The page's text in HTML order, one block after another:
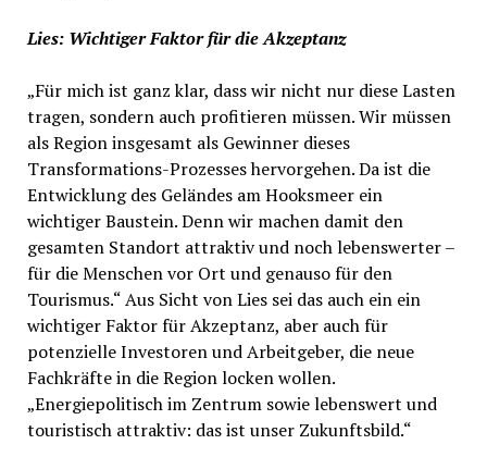
Lies: Wichtiger Faktor für die Akzeptanz
„Für mich ist ganz klar, dass wir nicht nur diese Lasten
tragen, sondern auch profitieren müssen. Wir müssen
als Region insgesamt als Gewinner dieses
Transformations-Prozesses hervorgehen. Da ist die
Entwicklung des Geländes am Hooksmeer ein
wichtiger Baustein. Denn wir machen damit den
gesamten Standort attraktiv und noch lebenswerter –
für die Menschen vor Ort und genauso für den
Tourismus.“ Aus Sicht von Lies sei das auch ein ein
wichtiger Faktor für Akzeptanz, aber auch für
potenzielle Investoren und Arbeitgeber, die neue
Fachkräfte in die Region locken wollen.
„Energiepolitisch im Zentrum sowie lebenswert und
touristisch attraktiv: das ist unser Zukunftsbild.“